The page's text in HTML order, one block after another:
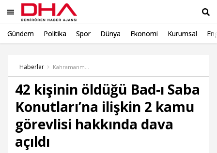
Gündem Politika Spor Dünya Ekonomi Kurumsal
Haberler
42 kişinin öldüğü Bad-ı Saba
Konutları’na ilişkin 2 kamu
görevlisi hakkında dava
açıldı